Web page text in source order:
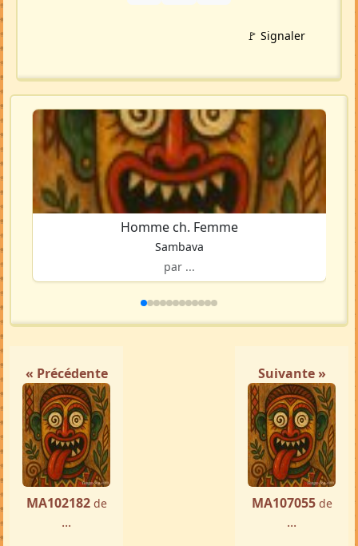
🚩 Signaler
Homme ch. Femme
Sambava
par ...
« Précédente
MA102182 de
...
Suivante »
MA107055 de
...